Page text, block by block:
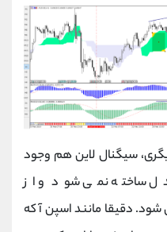
سیگنال لاین هم وجود
از میانگین دیتا، 9 کندل ساخته نمی شود و از
دقیقا مانند اسپن آ که